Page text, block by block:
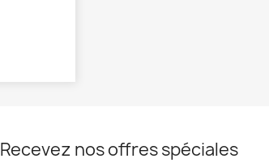
Recevez nos offres spéciales